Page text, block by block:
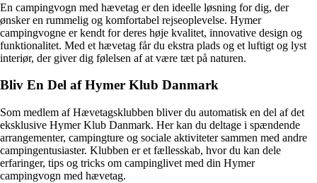
En campingvogn med hævetag er den ideelle løsning for dig, der
ønsker en rummelig og komfortabel rejseoplevelse. Hymer
campingvogne er kendt for deres høje kvalitet, innovative design og
funktionalitet. Med et hævetag får du ekstra plads og et luftigt og lyst
interiør, der giver dig følelsen af at være tæt på naturen.
Bliv En Del af Hymer Klub Danmark
Som medlem af Hævetagsklubben bliver du automatisk en del af det
eksklusive Hymer Klub Danmark. Her kan du deltage i spændende
arrangementer, campingture og sociale aktiviteter sammen med andre
campingentusiaster. Klubben er et fællesskab, hvor du kan dele
erfaringer, tips og tricks om campinglivet med din Hymer
campingvogn med hævetag.